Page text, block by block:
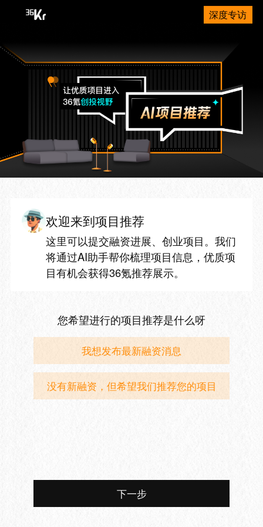
深度专访
欢迎来到项目推荐
这里可以提交融资进展、创业项目。我们
将通过AI助手帮你梳理项目信息，优质项
目有机会获得36氪推荐展示。
您希望进行的项目推荐是什么呀
我想发布最新融资消息
没有新融资，但希望我们推荐您的项目
下一步